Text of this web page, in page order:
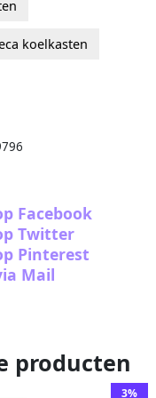
koelkasten
producten
3%